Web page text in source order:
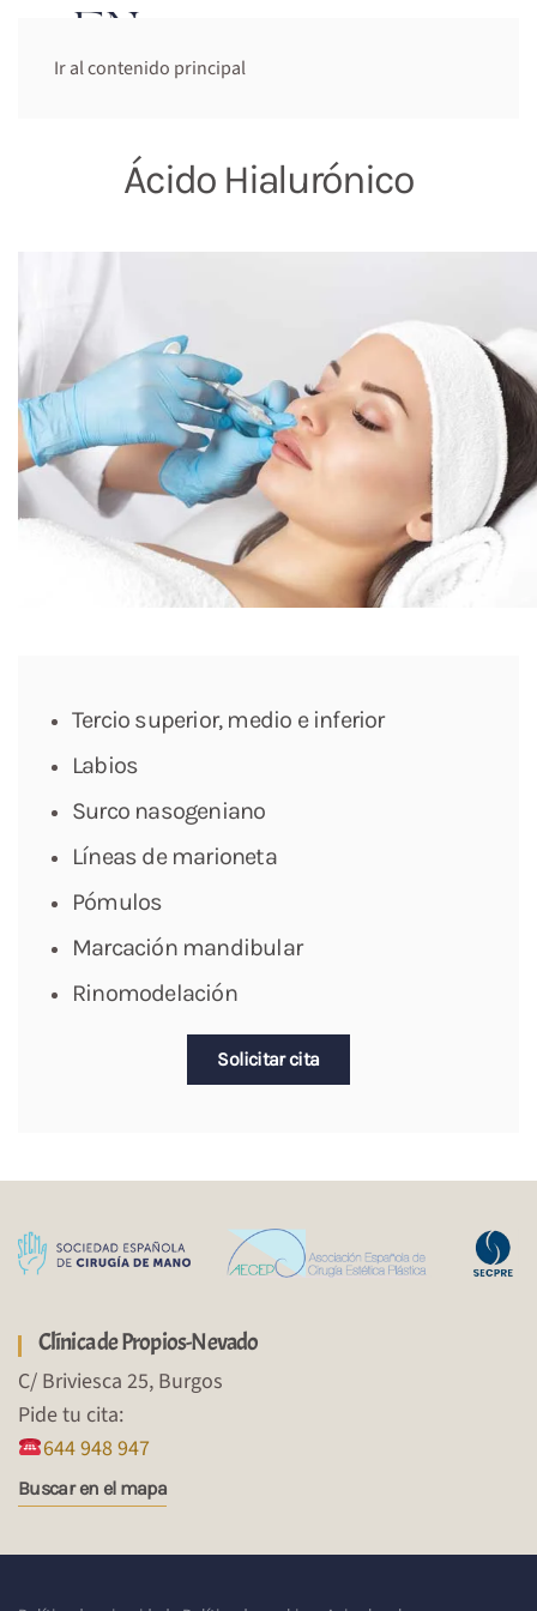
Ir al contenido principal
Ácido Hialurónico
Tercio superior, medio e inferior
Labios
Surco nasogeniano
Líneas de marioneta
Pómulos
Marcación mandibular
Rinomodelación
Solicitar cita
Clínica de Propios-Nevado
C/ Briviesca 25, Burgos
Pide tu cita:
644 948 947
Buscar en el mapa